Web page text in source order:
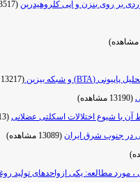
بر روی بنزن و اپی کلروهیدرین (13517 مشاهده)
(13217 مشاهده)
(13190 مشاهده)
با شیوع اختلالات اسکلتی عضلانی (13113 مشاهده)
در جنوب شرق ایران (13089 مشاهده)